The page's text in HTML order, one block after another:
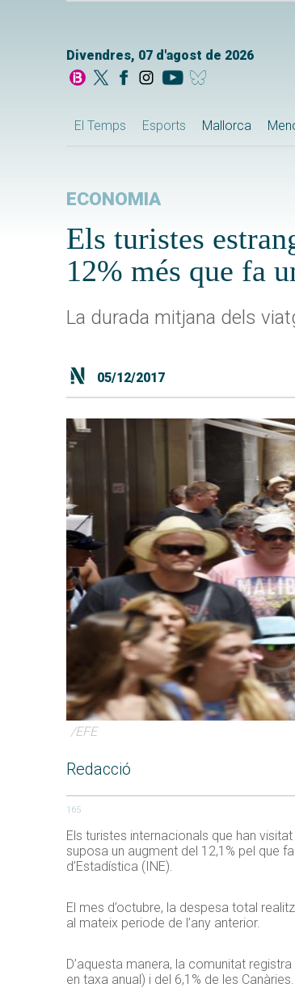
Divendres, 07 d'agost de 2026
El Temps Esports Mallorca
ECONOMIA
Els turistes
12% més que fa
La durada mitjana dels
05/12/2017
/EFE
Redacció
165
Els turistes internacionals que han
suposa un augment del 12,1% pel que
d’Estadística (INE).
El mes d’octubre, la despesa total
al mateix periode de l’any anterior.
D’aquesta manera, la comunitat
en taxa anual) i del 6,1% de les Canàries.